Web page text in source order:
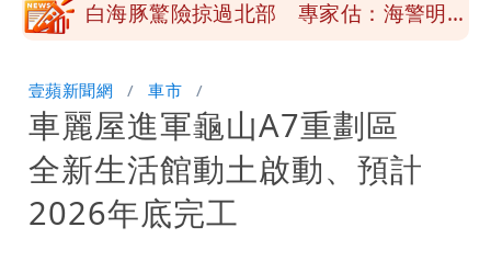
砸重金再買一整桌卡盒
白海豚驚險掠過北部 專家估：海警明發
「終於能交代」 捐500萬獎學金延續愛
白海豚颱風逼近！鄭明典示警「恐遇黑潮
變強」 路徑分歧藏警訊：不利強度維持
壹蘋新聞網 車市
車麗屋進軍龜山A7重劃區
全新生活館動土啟動、預計
2026年底完工